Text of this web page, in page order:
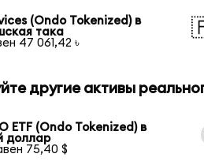
(Ondo Tokenized) в
така
47 061,42 ৳
другие активы
ETF (Ondo Tokenized) в
доллар
75,40 $